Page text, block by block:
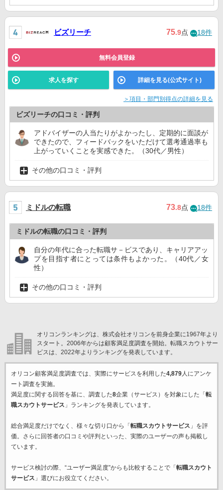
ビズリーチ 75.9点 18件
無料会員登録
求人を探す 詳細を見る(公式サイト)
＞項目・部門別得点の詳細を見る
ビズリーチの口コミ・評判
アドバイザーの人当たりがよかったし、定期的に面談が
できたので、フィードバックをいただけて選考通過率も
上がっていくことを実感できた。（30代／男性）
その他の口コミ・評判
ミドルの転職 73.8点 18件
ミドルの転職の口コミ・評判
自分の年代に合った転職サ－ビスであり、キャリアアッ
プを目指す者にとっては条件もよかった。（40代／女
性）
その他の口コミ・評判
オリコンランキングは、株式会社オリコンを前身企業に1967年より
スタート。2006年からは顧客満足度調査を開始。転職スカウトサー
ビスは、2022年よりランキングを発表しています。
オリコン顧客満足度調査では、実際にサービスを利用した4,879人にアンケ
ート調査を実施。
満足度に関する回答を基に、調査した8企業（サービス）を対象にした「 転
職スカウトサービス 」ランキングを発表しています。
総合満足度だけでなく、様々な切り口から「 転職スカウトサービス 」を評
価。さらに回答者の口コミや評判といった、実際のユーザーの声も掲載し
ています。
サービス検討の際、“ユーザー満足度”からも比較することで「 転職スカウト
サービス 」選びにお役立てください。